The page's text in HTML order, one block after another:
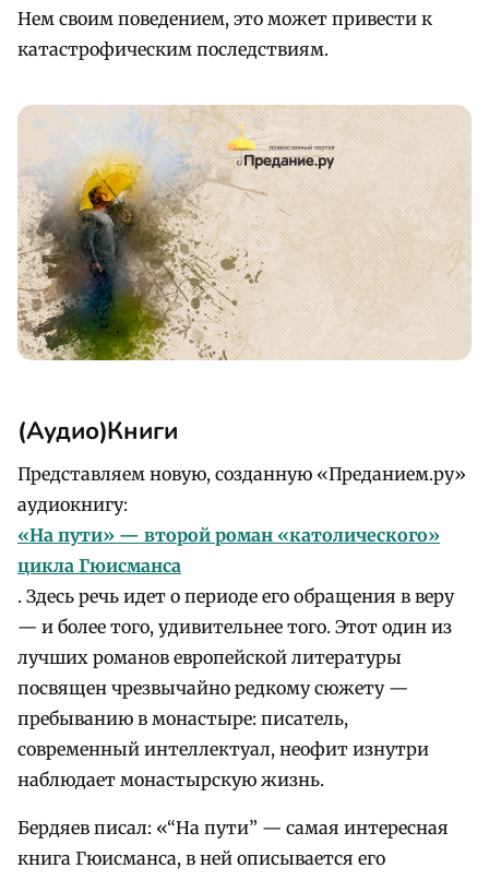
Нем своим поведением, это может привести к
катастрофическим последствиям.
(Аудио)Книги
Представляем новую, созданную «Преданием.ру»
аудиокнигу:
«На пути» — второй роман «католического»
цикла Гюисманса
. Здесь речь идет о периоде его обращения в веру
— и более того, удивительнее того. Этот один из
лучших романов европейской литературы
посвящен чрезвычайно редкому сюжету —
пребыванию в монастыре: писатель,
современный интеллектуал, неофит изнутри
наблюдает монастырскую жизнь.
Бердяев писал: «“На пути” — самая интересная
книга Гюисманса, в ней описывается его